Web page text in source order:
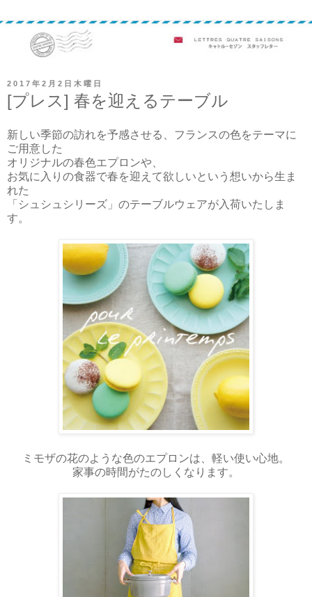
2017年2月2日木曜日
[プレス] 春を迎えるテーブル
新しい季節の訪れを予感させる、フランスの色をテーマに
ご用意した
オリジナルの春色エプロンや、
お気に入りの食器で春を迎えて欲しいという想いから生ま
れた
「シュシュシリーズ」のテーブルウェアが入荷いたしま
す。
ミモザの花のような色のエプロンは、軽い使い心地。
家事の時間がたのしくなります。